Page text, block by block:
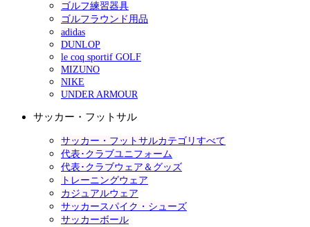
ゴルフ練習器具
ゴルフラウンド用品
adidas
DUNLOP
le coq sportif GOLF
MIZUNO
NIKE
UNDER ARMOUR
サッカー・フットサル
サッカー・フットサルカテゴリすべて
代表･クラブユニフォーム
代表･クラブウェア＆グッズ
トレーニングウェア
カジュアルウェア
サッカースパイク・シューズ
サッカーボール